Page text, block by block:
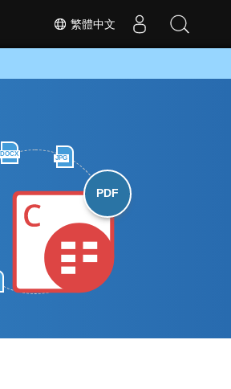
繁體中文
DOCX
JPG
PDF